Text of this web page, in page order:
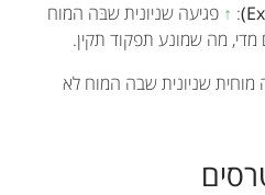
:
↑ פגיעה שניונית שבּה המוח
מה שמונע תפקוד תקין.
מוחית שניונית שבה המוח לא